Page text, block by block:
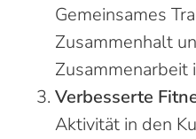
Gemeinsames
Zusammenhalt
Zusammenarbeit
Verbesserte
Aktivität in den